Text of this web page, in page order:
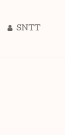
SNTT